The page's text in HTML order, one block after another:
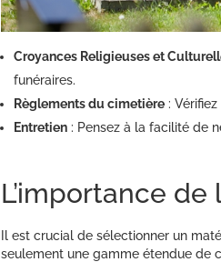
Croyances Religieuses et
funéraires.
Règlements du cimetière :
Entretien : Pensez à la facilité de
L’importance
Il est crucial de sélectionner un
seulement une gamme étendue de